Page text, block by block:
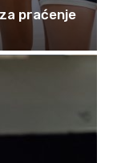
praćenje